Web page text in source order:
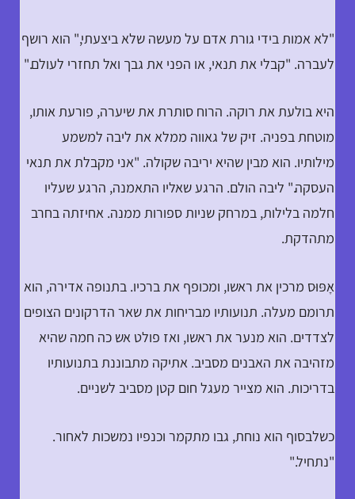
"לא אמות בידי גורת אדם על מעשה שלא ביצעתי," הוא רושף
לעברה. "קבלי את תנאי, או הפני את גבך ואל תחזרי לעולם."
היא בולעת את רוקה. הרוח סותרת את שיערה, פורעת אותו,
מוטחת בפניה. זיק של גאווה ממלא את ליבה למשמע
מילותיו. הוא מבין שהיא יריבה שקולה. "אני מקבלת את תנאי
העסקה." ליבה הולם. הרגע שאליו התאמנה, הרגע שעליו
חלמה בלילות, במרחק שניות ספורות ממנה. אחיזתה בחרב
מתהדקת.
אָפּוּס מרכין את ראשו, ומכופף את ברכיו. בתנופה אדירה, הוא
תרומם מעלה. תנועותיו מבריחות את שאר הדרקונים הצופים
לצדדים. הוא מנער את ראשו, ואז פולט אש כה חמה שהיא
מזהיבה את האבנים מסביב. אתיקה מתבוננת בתנועותיו
בדריכות. הוא מצייר מעגל חום קטן מסביב לשניים.
כשלבסוף הוא נוחת, גבו מתקמר וכנפיו נמשכות לאחור.
"נתחיל."